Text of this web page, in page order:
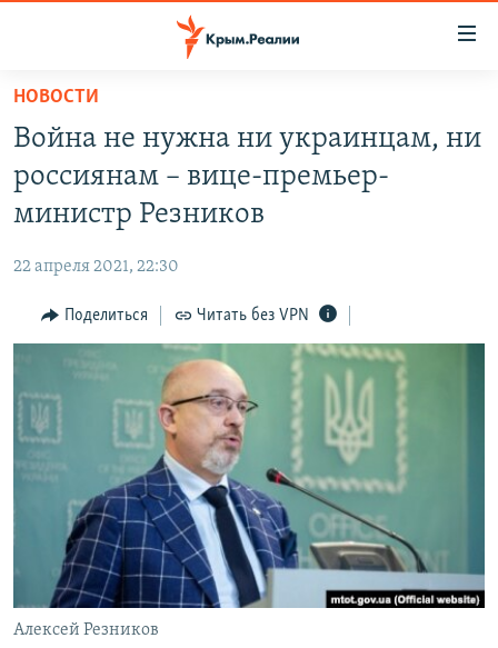
Вернуться
основному
содержанию
Вернутся
главной
навигации
Вернутся
11 ЛЕТ ОККУПАЦИИ КРЫМА. 11 ИСТОРИЙ СОПРОТИВЛЕНИЯ
ВОДА
ЕЩЕ
ИНТЕРАКТИВ
ИНФОГРАФИКА
ТЕЛЕПРОЕКТ КРЫМ.РЕАЛИИ
СОВЕТЫ ПРАВОЗАЩИТНИКОВ
ПРОПАВШИЕ БЕЗ ВЕСТИ
ПОБЕДИТЕЛЕЙ НЕ СУДЯТ?
КРЫМ.НЕПОКОРЕННЫЙ
ELIFBE
УКРАИНСКАЯ ПРОБЛЕМА КРЫМА
РАДІО СВОБОДА
КАК ОБОЙТИ БЛОКИРОВКУ
Українською
ПРИСОЕДИНЯЙТЕСЬ!
НОВОСТИ
Война не нужна ни украинцам, ни
россиянам – вице-премьер-
министр Резников
22 апреля 2021, 22:30
Поделиться Читать без VPN
Алексей Резников